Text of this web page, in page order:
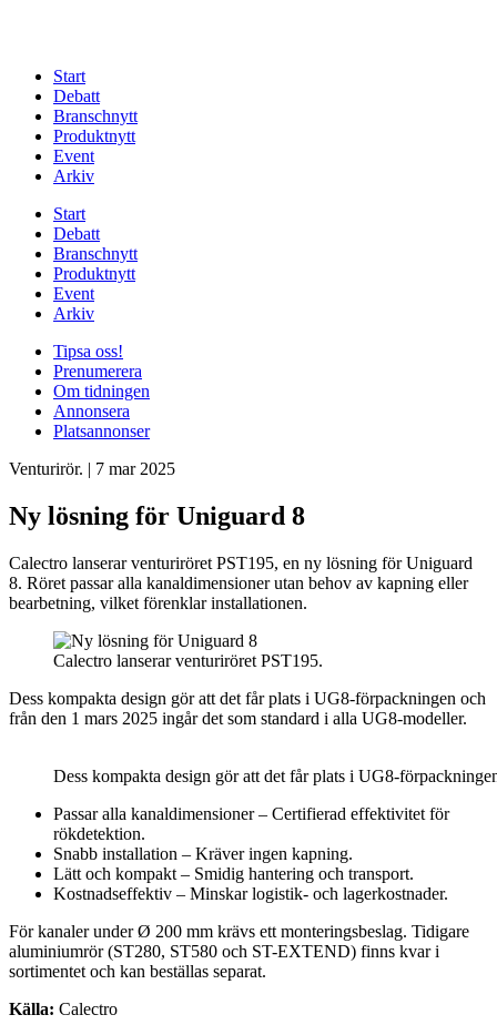
Start
Debatt
Branschnytt
Produktnytt
Event
Arkiv
Start
Debatt
Branschnytt
Produktnytt
Event
Arkiv
Tipsa oss!
Prenumerera
Om tidningen
Annonsera
Platsannonser
Venturirör. | 7 mar 2025
Ny lösning för Uniguard 8
Calectro lanserar venturiröret PST195, en ny lösning för Uniguard
8. Röret passar alla kanaldimensioner utan behov av kapning eller
bearbetning, vilket förenklar installationen.
Calectro lanserar venturiröret PST195.
Dess kompakta design gör att det får plats i UG8-förpackningen och
från den 1 mars 2025 ingår det som standard i alla UG8-modeller.
Dess kompakta design gör att det får plats i UG8-
Passar alla kanaldimensioner – Certifierad effektivitet för
rökdetektion.
Snabb installation – Kräver ingen kapning.
Lätt och kompakt – Smidig hantering och transport.
Kostnadseffektiv – Minskar logistik- och lagerkostnader.
För kanaler under Ø 200 mm krävs ett monteringsbeslag. Tidigare
aluminiumrör (ST280, ST580 och ST-EXTEND) finns kvar i
sortimentet och kan beställas separat.
Källa: Calectro